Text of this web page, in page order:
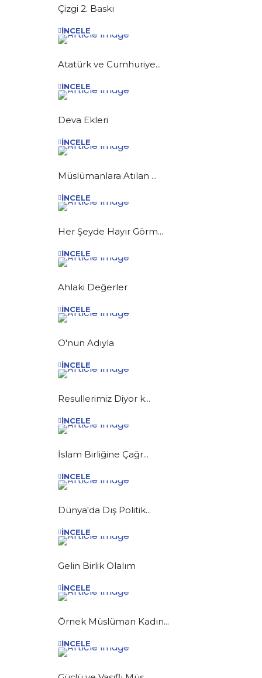
Çizgi 2. Baskı
İNCELE
Atatürk ve Cumhuriye...
İNCELE
Deva Ekleri
İNCELE
Müslümanlara Atılan ...
İNCELE
Her Şeyde Hayır Görm...
İNCELE
Ahlaki Değerler
İNCELE
O'nun Adıyla
İNCELE
Resullerimiz Diyor k...
İNCELE
İslam Birliğine Çağr...
İNCELE
Dünya'da Dış Politik...
İNCELE
Gelin Birlik Olalım
İNCELE
Örnek Müslüman Kadın...
İNCELE